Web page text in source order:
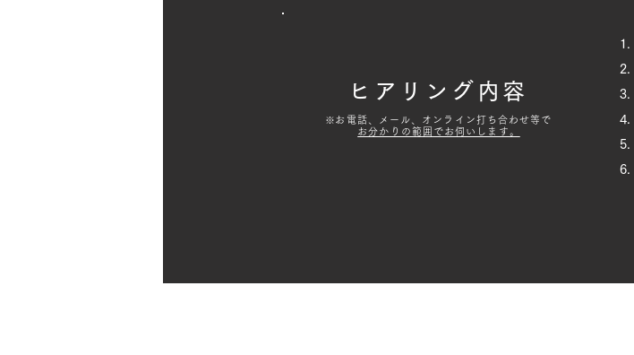
ヒアリング内容
※お電話、メール、オンライン打ち合わせ等で
お分かりの範囲でお伺いします。